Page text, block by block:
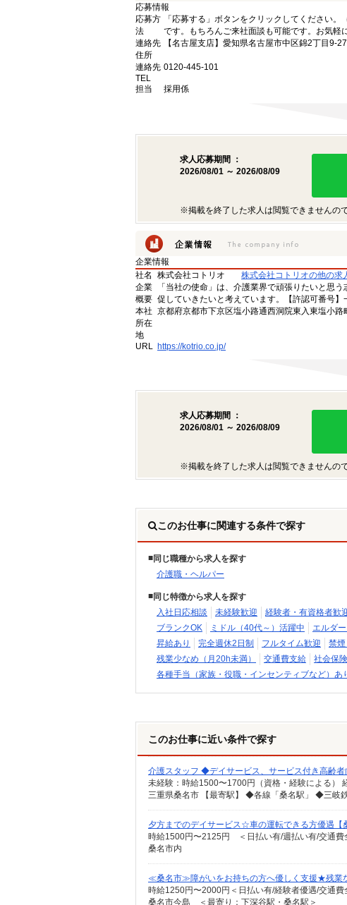
応募情報
応募方
法
「応募する」ボタンをクリックしてください
です。もちろんご来社面談も可能です。お気軽
連絡先
住所
【名古屋支店】愛知県名古屋市中区錦2丁目9-
連絡先
TEL
0120-445-101
担当 採用係
求人応募期間 ：
2026/08/01 ～ 2026/08/09
※掲載を終了した求人は閲覧できませんの
企業情報
社名
株式会社コトリオ
株式会社コトリオの他の求
企業
概要
「当社の使命」は、介護業界で頑張りたいと思
促していきたいと考えています。【許認可番号
本社
所在
地
京都府京都市下京区塩小路通西洞院東入東塩小
URL https://kotrio.co.jp/
求人応募期間 ：
2026/08/01 ～ 2026/08/09
※掲載を終了した求人は閲覧できませんの
このお仕事に関連する条件で探す
同じ職種から求人を探す
介護職・ヘルパー
同じ特徴から求人を探す
入社日応相談
未経験歓迎 経験者・有資格者歓
ブランクOK
ミドル（40代～）活躍中 エルダ
昇給あり
完全週休2日制 フルタイム歓迎 禁煙
残業少なめ（月20h未満）
交通費支給 社会保
各種手当（家族・役職・インセンティブなど）あ
このお仕事に近い条件で探す
介護スタッフ ◆デイサービス、サービス付き高齢者
夕方までのデイサービス☆車の運転できる方優遇【
時給1500円〜2125円 ＜日払い有/週払い有/交通費
桑名市内
≪桑名市≫障がいをお持ちの方へ優しく支援★残業
時給1250円〜2000円＜日払い有/経験者優遇/交通費
桑名市今島 ＜最寄り：下深谷駅・桑名駅＞